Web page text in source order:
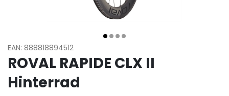
EAN: 888818894512
ROVAL RAPIDE CLX II
Hinterrad